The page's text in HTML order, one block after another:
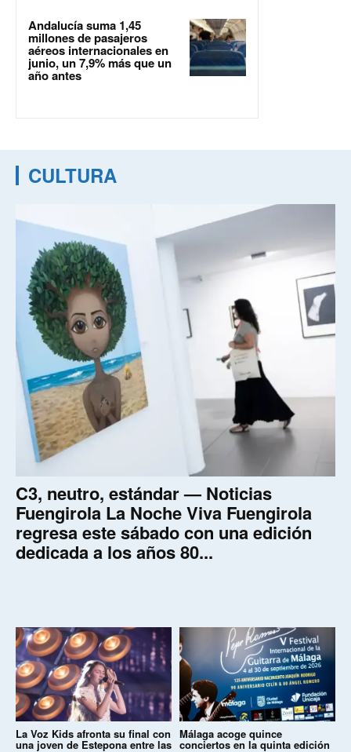
Andalucía suma 1,45
millones de pasajeros
aéreos internacionales en
junio, un 7,9% más que un
año antes
CULTURA
C3, neutro, estándar — Noticias
Fuengirola La Noche Viva Fuengirola
regresa este sábado con una edición
dedicada a los años 80...
La Voz Kids afronta su final con
una joven de Estepona entre las
Málaga acoge quince
conciertos en la quinta edición